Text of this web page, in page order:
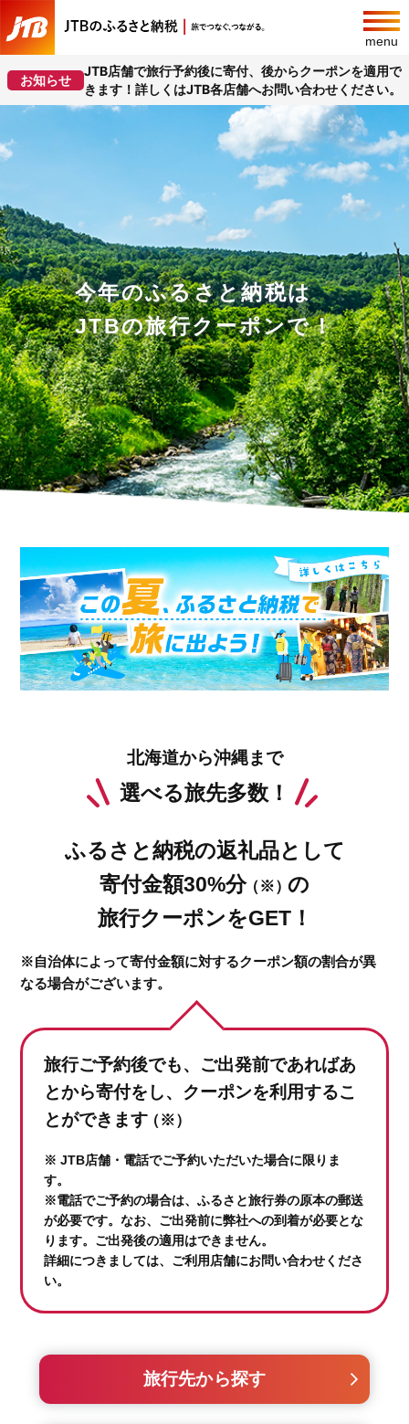
menu
お知らせ
JTB店舗で旅行予約後に寄付、後からクーポンを適用で
きます！詳しくはJTB各店舗へお問い合わせください。
今年のふるさと納税は
JTBの旅行クーポンで！
北海道から沖縄まで
選べる旅先多数！
ふるさと納税の返礼品として
寄付金額30%分（※）の
旅行クーポンをGET！
※自治体によって寄付金額に対するクーポン額の割合が異
なる場合がございます。
旅行ご予約後でも、ご出発前であればあ
とから寄付をし、クーポンを利用するこ
とができます（※）
※ JTB店舗・電話でご予約いただいた場合に限りま
す。
※電話でご予約の場合は、ふるさと旅行券の原本の郵送
が必要です。なお、ご出発前に弊社への到着が必要とな
ります。ご出発後の適用はできません。
詳細につきましては、ご利用店舗にお問い合わせくださ
い。
旅行先から探す